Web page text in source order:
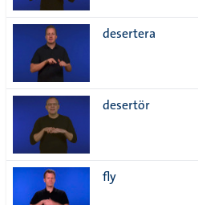
desertera
desertör
fly